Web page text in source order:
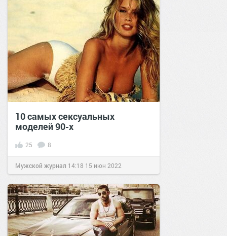
10 самых сексуальных
моделей 90-х
25 8
Мужской журнал 14:18 15 июн 2022